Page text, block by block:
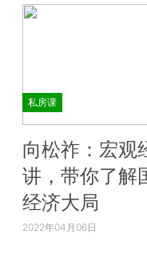
私房课
向松祚：宏观
讲，带你了解
经济大局
2022年04月06日